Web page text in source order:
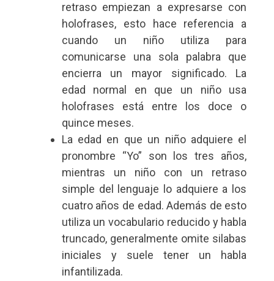
retraso empiezan a expresarse con
holofrases, esto hace referencia a
cuando un niño utiliza para
comunicarse una sola palabra que
encierra un mayor significado. La
edad normal en que un niño usa
holofrases está entre los doce o
quince meses.
La edad en que un niño adquiere el
pronombre “Yo” son los tres años,
mientras un niño con un retraso
simple del lenguaje lo adquiere a los
cuatro años de edad. Además de esto
utiliza un vocabulario reducido y habla
truncado, generalmente omite silabas
iniciales y suele tener un habla
infantilizada.